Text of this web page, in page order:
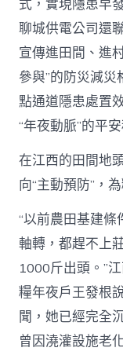
式，實現隱患早
聊城供電公司還
宣傳進田間、進
參與”的防災減災
點通道隱患處置
“年夜動脈”的平
在江西的田間地
向“主動預防”，
“以前農田基建
軸轉，都趕不上
1000斤出頭。”
糧年夜戶王發根
聞，她已經完全
曾因澆灌設施老